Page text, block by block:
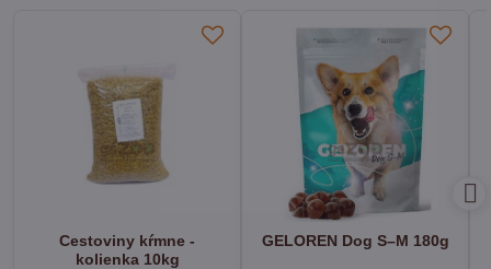
Cestoviny kŕmne -
kolienka 10kg
GELOREN Dog S–M 180g